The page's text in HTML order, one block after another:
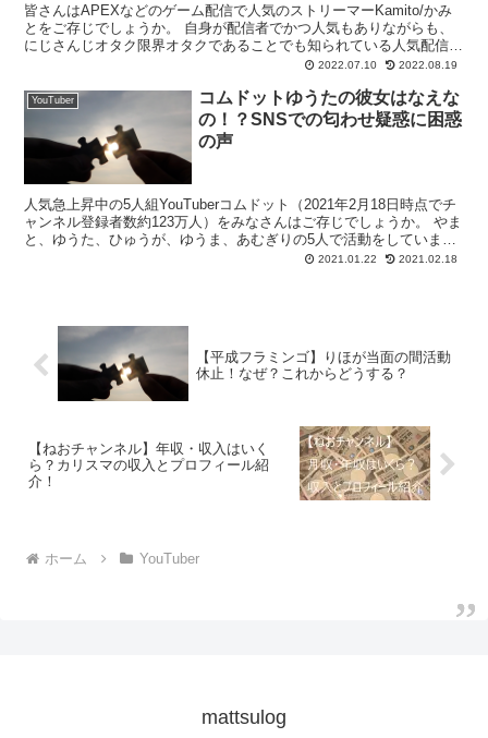
皆さんはAPEXなどのゲーム配信で人気のストリーマーKamito/かみ
とをご存じでしょうか。 自身が配信者でかつ人気もありながらも、
にじさんじオタク限界オタクであることでも知られている人気配信者
2022.07.10 2022.08.19
YouTuber
コムドットゆうたの彼女はなえな
の！？SNSでの匂わせ疑惑に困惑
の声
人気急上昇中の5人組YouTuberコムドット（2021年2月18日時点でチ
ャンネル登録者数約123万人）をみなさんはご存じでしょうか。 やま
と、ゆうた、ひゅうが、ゆうま、あむぎりの5人で活動をしていま
2021.01.22 2021.02.18
【平成フラミンゴ】りほが当面の間活動
休止！なぜ？これからどうする？
【ねおチャンネル】年収・収入はいく
ら？カリスマの収入とプロフィール紹
介！
ホーム YouTuber
mattsulog